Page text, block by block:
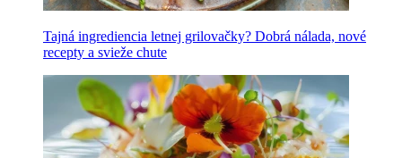
Tajná ingrediencia letnej grilovačky? Dobrá nálada, nové
recepty a svieže chute